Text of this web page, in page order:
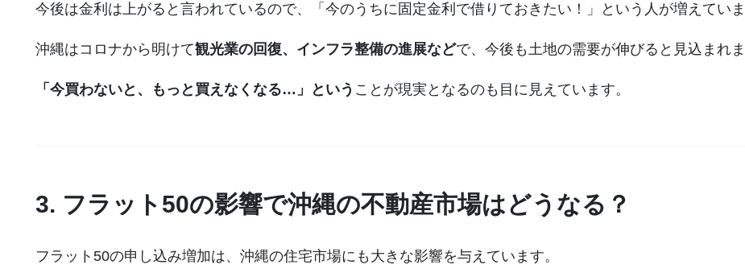
今後は金利は上がると言われているので、「今のうちに固定金利で借りておきたい！」という人が増えていま
沖縄はコロナから明けて観光業の回復、インフラ整備の進展などで、今後も土地の需要が伸びると見込まれま
「今買わないと、もっと買えなくなる…」という ことが現実となるのも目に見えています。
3. フラット50の影響で沖縄の不動産市場はどうなる？
フラット50の申し込み増加は、沖縄の住宅市場にも大きな影響を与えています。